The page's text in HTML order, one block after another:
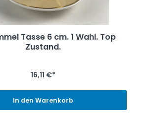
Tasse 6 cm. 1 Wahl. Top
Zustand.
16,11 €*
In den Warenkorb